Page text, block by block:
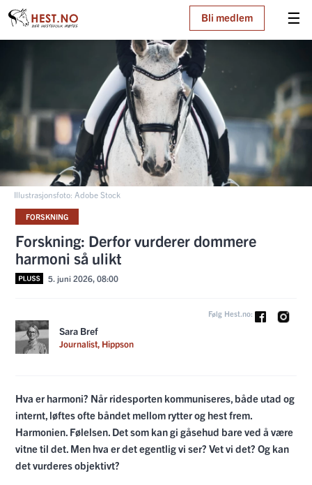
☰
Bli medlem
Illustrasjonsfoto: Adobe Stock
FORSKNING
Forskning: Derfor vurderer dommere
harmoni så ulikt
5. juni 2026, 08:00
Sara Bref
Journalist, Hippson
Følg Hest.no:
Hva er harmoni? Når ridesporten kommuniseres, både utad og
internt, løftes ofte båndet mellom rytter og hest frem.
Harmonien. Følelsen. Det som kan gi gåsehud bare ved å være
vitne til det. Men hva er det egentlig vi ser? Vet vi det? Og kan
det vurderes objektivt?